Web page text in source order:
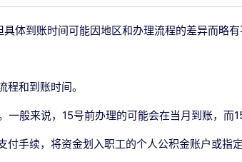
具体到账时间可能因地区和办理流程的差异而略有
和到账时间。
般来说，15号前办理的可能会在当月到账，而
手续，将资金划入职工的个人公积金账户或指定